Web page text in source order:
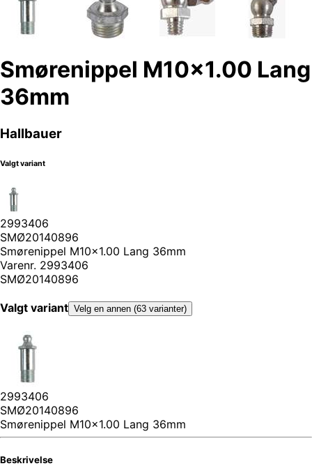
Smørenippel M10x1.00 Lang
36mm
Hallbauer
Valgt variant
2993406
SMØ20140896
Smørenippel M10x1.00 Lang 36mm
Varenr. 2993406
SMØ20140896
Valgt variant Velg en annen (63 varianter)
2993406
SMØ20140896
Smørenippel M10x1.00 Lang 36mm
Beskrivelse